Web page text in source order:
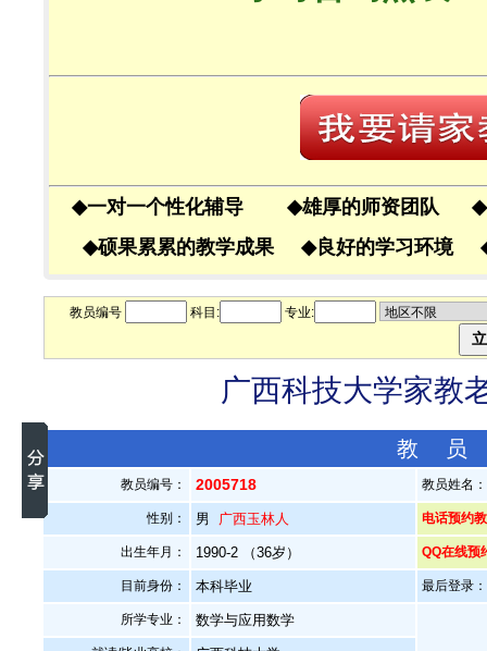
◆一对一个性化辅导 ◆雄厚的师资团队 ◆
◆硕果累累的教学成果 ◆良好的学习环境
教员编号 科目: 专业:
广西科技大学家教
教
教员编号： 2005718 教员姓名
性别： 男 广西玉林人 电话预约
出生年月： 1990-2 （36岁） QQ在线预
目前身份： 本科毕业 最后登录
所学专业： 数学与应用数学